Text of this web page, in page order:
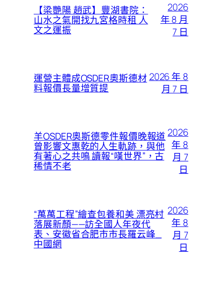
【梁艷陽 趙武】豐湖書院：
山水之氣開找九宮格時租 人
文之運振
2026
年 8 月
7 日
運營主體成OSDER奧斯德材
料報價長量增質提
2026 年 8
月 7 日
羊OSDER奧斯德零件報價晚報道
曾影響文惠乾的人生軌跡，與他
有著心之共鳴 讀報“嘆世界”，古
稀情不老
2026
年 8
月 7
日
“萬萬工程”繪查包養和美 漂亮村
落展新顏——訪全國人年夜代
表、安徽省合肥市市長羅云峰_
中國網
2026
年 8
月 7
日